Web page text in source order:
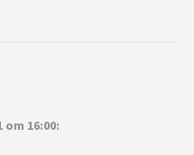
om 16:00: